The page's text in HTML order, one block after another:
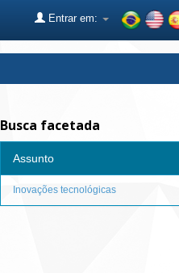
Entrar em:
Busca facetada
Assunto
Inovações tecnológicas